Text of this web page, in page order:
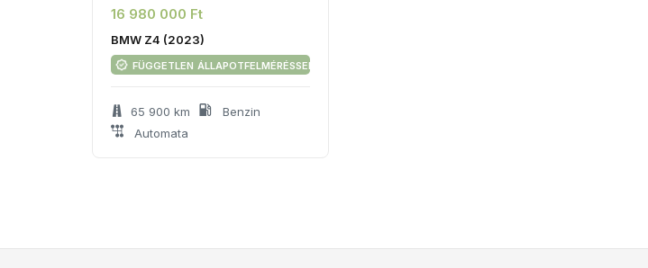
16 980 000 Ft
BMW Z4 (2023)
független állapotfelméréssel
65 900 km
Benzin
Automata